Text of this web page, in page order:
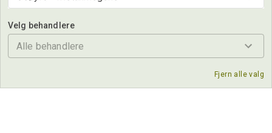
Velg behandlere
Alle behandlere
Fjern alle valg